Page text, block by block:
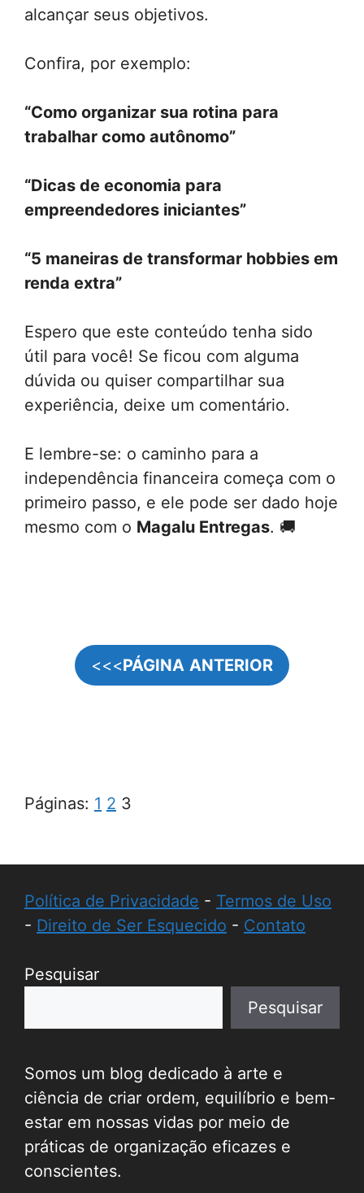
alcançar seus objetivos.
Confira, por exemplo:
“Como organizar sua rotina para
trabalhar como autônomo”
“Dicas de economia para
empreendedores iniciantes”
“5 maneiras de transformar hobbies em
renda extra”
Espero que este conteúdo tenha sido
útil para você! Se ficou com alguma
dúvida ou quiser compartilhar sua
experiência, deixe um comentário.
E lembre-se: o caminho para a
independência financeira começa com o
primeiro passo, e ele pode ser dado hoje
mesmo com o Magalu Entregas. 🚚
<<<PÁGINA ANTERIOR
Páginas: 1 2 3
Política de Privacidade - Termos de Uso
- Direito de Ser Esquecido - Contato
Pesquisar
Pesquisar
Somos um blog dedicado à arte e
ciência de criar ordem, equilíbrio e bem-
estar em nossas vidas por meio de
práticas de organização eficazes e
conscientes.